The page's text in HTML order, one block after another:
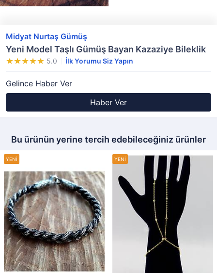
Midyat Nurtaş Gümüş
Yeni Model Taşlı Gümüş Bayan Kazaziye Bileklik
5.0 İlk Yorumu Siz Yapın
Gelince Haber Ver
Haber Ver
Bu ürünün yerine tercih edebileceğiniz ürünler